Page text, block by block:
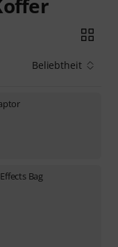
Beliebtheit
Bag